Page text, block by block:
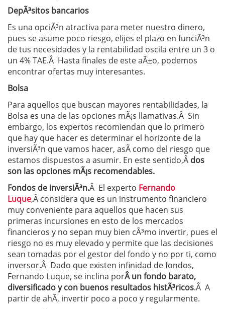
DepÃ³sitos bancarios
Es una opciÃ³n atractiva para meter nuestro dinero,
pues se asume poco riesgo, elijes el plazo en funciÃ³n
de tus necesidades y la rentabilidad oscila entre un 3 o
un 4% TAE.Â Hasta finales de este aÃ±o, podemos
encontrar ofertas muy interesantes.
Bolsa
Para aquellos que buscan mayores rentabilidades, la
Bolsa es una de las opciones mÃ¡s llamativas.Â Sin
embargo, los expertos recomiendan que lo primero
que hay que hacer es determinar el horizonte de la
inversiÃ³n que vamos hacer, asÃ­ como del riesgo que
estamos dispuestos a asumir. En este sentido,Â dos
son las opciones mÃ¡s recomendables.
Fondos de inversiÃ³n.Â El experto Fernando
Luque,Â considera que es un instrumento financiero
muy conveniente para aquellos que hacen sus
primeras incursiones en esto de los mercados
financieros y no sepan muy bien cÃ³mo invertir, pues el
riesgo no es muy elevado y permite que las decisiones
sean tomadas por el gestor del fondo y no por ti, como
inversor.Â Dado que existen infinidad de fondos,
Fernando Luque, se inclina porÂun fondo barato,
diversificado y con buenos resultados histÃ³ricos.Â A
partir de ahÃ­, invertir poco a poco y regularmente.